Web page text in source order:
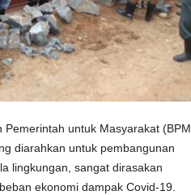
untuk Masyarakat
diarahkan untuk pembangunan
lingkungan, sangat dirasakan
ekonomi dampak Covid-19.